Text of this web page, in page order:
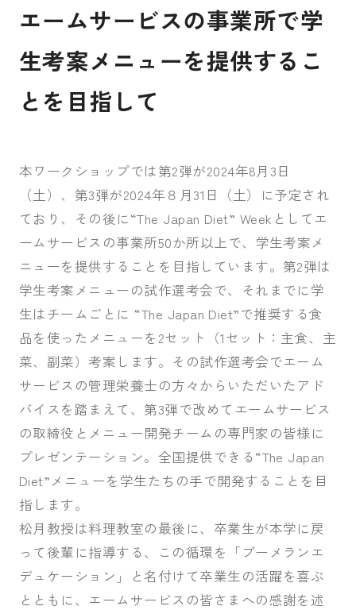
エームサービスの事業所で学
生考案メニューを提供するこ
とを目指して
本ワークショップでは第2弾が2024年8月3日
（土）、第3弾が2024年８月31日（土）に予定され
ており、その後に“The Japan Diet” Weekとしてエ
ームサービスの事業所50か所以上で、学生考案メ
ニューを提供することを目指しています。第2弾は
学生考案メニューの試作選考会で、それまでに学
生はチームごとに “The Japan Diet”で推奨する食
品を使ったメニューを2セット（1セット：主食、主
菜、副菜）考案します。その試作選考会でエーム
サービスの管理栄養士の方々からいただいたアド
バイスを踏まえて、第3弾で改めてエームサービス
の取締役とメニュー開発チームの専門家の皆様に
プレゼンテーション。全国提供できる“The Japan
Diet”メニューを学生たちの手で開発することを目
指します。
松月教授は料理教室の最後に、卒業生が本学に戻
って後輩に指導する、この循環を「ブーメランエ
デュケーション」と名付けて卒業生の活躍を喜ぶ
とともに、エームサービスの皆さまへの感謝を述